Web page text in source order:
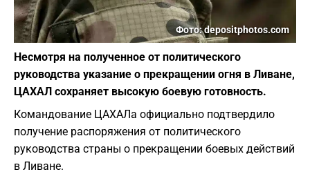
Фото: depositphotos.com
Несмотря на полученное от политического
руководства указание о прекращении огня в Ливане,
ЦАХАЛ сохраняет высокую боевую готовность.
​Командование ЦАХАЛа официально подтвердило
получение распоряжения от политического
руководства страны о прекращении боевых действий
в Ливане.